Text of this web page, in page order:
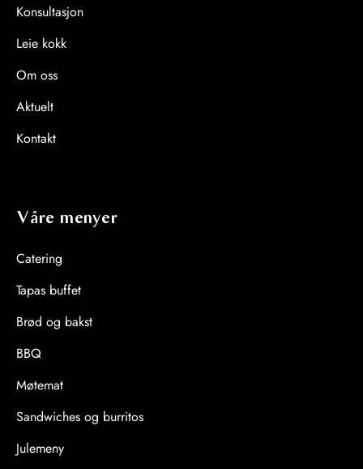
Konsultasjon
Leie kokk
Om oss
Aktuelt
Kontakt
Våre menyer
Catering
Tapas buffet
Brød og bakst
BBQ
Møtemat
Sandwiches og burritos
Julemeny